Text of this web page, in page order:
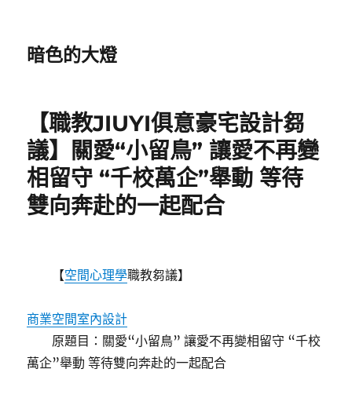
暗色的大燈
【職教JIUYI俱意豪宅設計芻
議】關愛“小留鳥” 讓愛不再變
相留守 “千校萬企”舉動 等待
雙向奔赴的一起配合
【空間心理學職教芻議】
商業空間室內設計
原題目：關愛“小留鳥” 讓愛不再變相留守 “千校
萬企”舉動 等待雙向奔赴的一起配合